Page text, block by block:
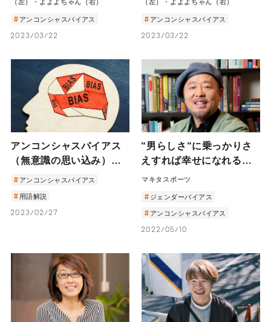
う」アンコンシャスバイアス
2023/03/22
アンコンシャスバイアス
2023/03/22
アンコンシャスバイアス
（無意識の思い込み）と
は？身近な例と対策
アンコンシャスバイアス
用語解説
2023/02/27
“男らしさ“に乗っかりさ
えすれば幸せになれる、
なんてない。
マキタスポーツ
ジェンダーバイアス
アンコンシャスバイアス
2022/05/10